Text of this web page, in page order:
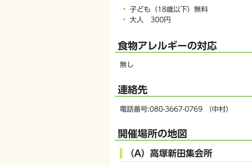
子ども（18歳以下）無料
大人 300円
食物アレルギーの対応
無し
連絡先
電話番号:080-3667-0769 （中村）
開催場所の地図
（A）高塚新田集会所